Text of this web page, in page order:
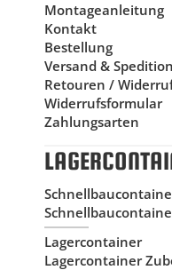
Montageanleitung
Kontakt
Bestellung
Versand & Spedition
Retouren /
Widerrufsformular
Zahlungsarten
Lagercontainer
Lagercontainer